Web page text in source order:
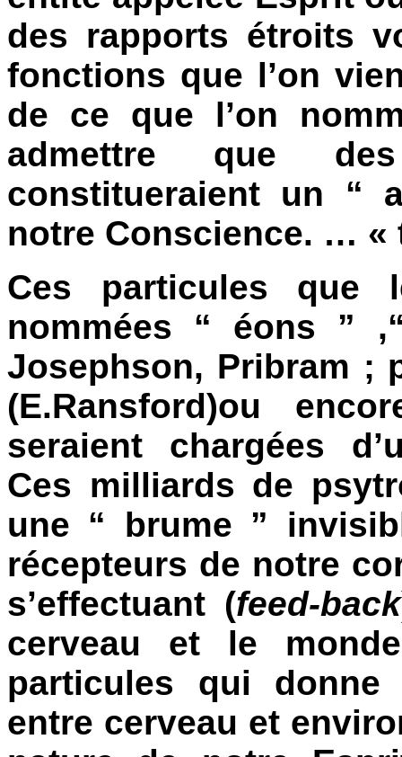
des rapports étroits
fonctions que l’on
de ce que l’on
admettre que
constitueraient un “
notre Conscience. … «
Ces particules que
nommées “ éons ”
Josephson, Pribram ;
(E.Ransford)ou
seraient chargées
Ces milliards de
une “ brume ”
récepteurs de notre
s’effectuant (feed-back
cerveau et le
particules qui donne
entre cerveau et